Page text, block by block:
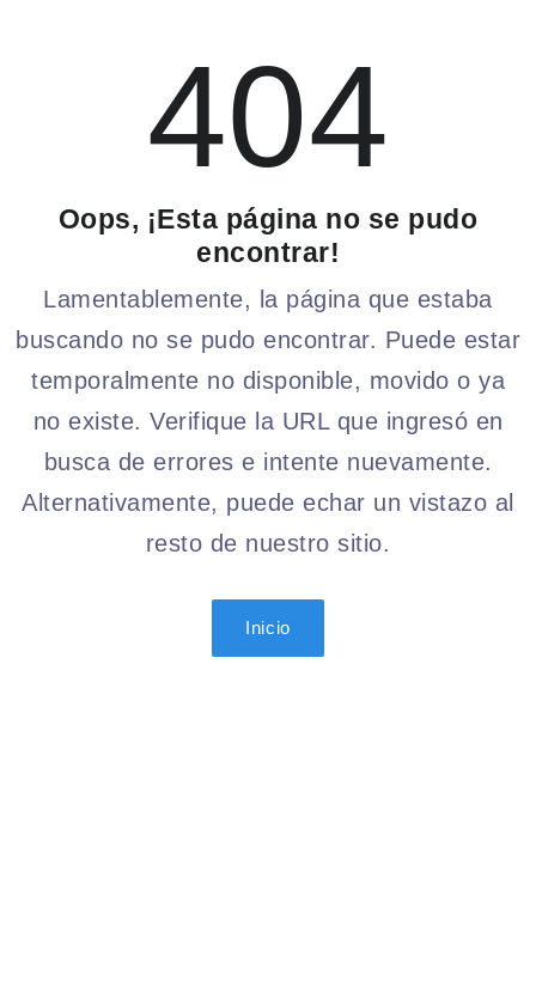
404
Oops, ¡Esta página no se pudo
encontrar!
Lamentablemente, la página que estaba
buscando no se pudo encontrar. Puede estar
temporalmente no disponible, movido o ya
no existe. Verifique la URL que ingresó en
busca de errores e intente nuevamente.
Alternativamente, puede echar un vistazo al
resto de nuestro sitio.
Inicio